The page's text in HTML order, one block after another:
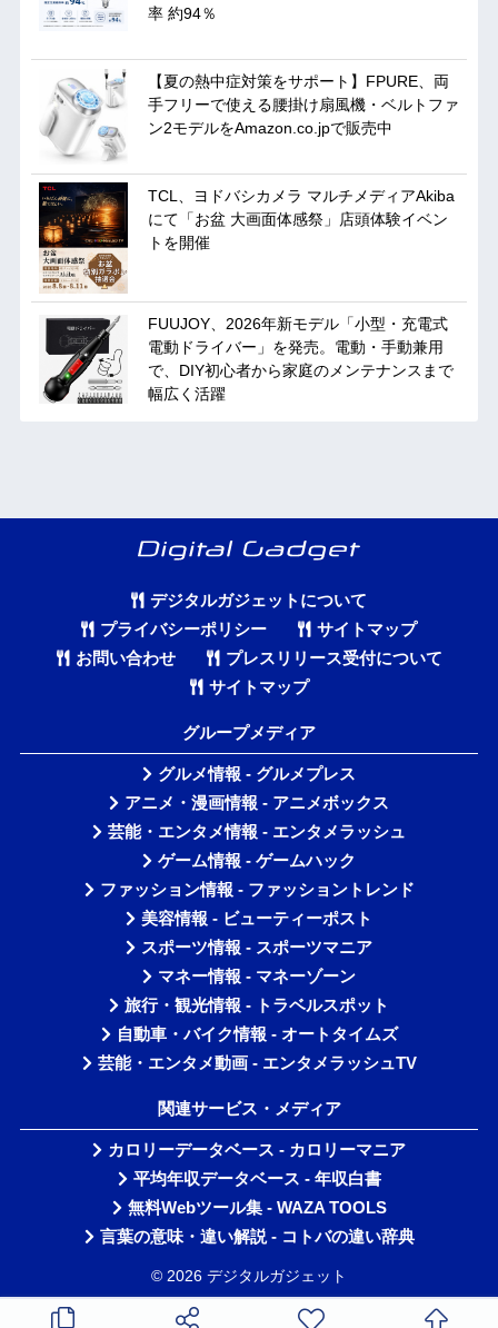
率 約94％
【夏の熱中症対策をサポート】FPURE、両
手フリーで使える腰掛け扇風機・ベルトファ
ン2モデルをAmazon.co.jpで販売中
TCL、ヨドバシカメラ マルチメディアAkiba
にて「お盆 大画面体感祭」店頭体験イベン
トを開催
FUUJOY、2026年新モデル「小型・充電式
電動ドライバー」を発売。電動・手動兼用
で、DIY初心者から家庭のメンテナンスまで
幅広く活躍
デジタルガジェットについて
プライバシーポリシー
サイトマップ
お問い合わせ
プレスリリース受付について
サイトマップ
グループメディア
グルメ情報 - グルメプレス
アニメ・漫画情報 - アニメボックス
芸能・エンタメ情報 - エンタメラッシュ
ゲーム情報 - ゲームハック
ファッション情報 - ファッショントレンド
美容情報 - ビューティーポスト
スポーツ情報 - スポーツマニア
マネー情報 - マネーゾーン
旅行・観光情報 - トラベルスポット
自動車・バイク情報 - オートタイムズ
芸能・エンタメ動画 - エンタメラッシュTV
関連サービス・メディア
カロリーデータベース - カロリーマニア
平均年収データベース - 年収白書
無料Webツール集 - WAZA TOOLS
言葉の意味・違い解説 - コトバの違い辞典
© 2026 デジタルガジェット